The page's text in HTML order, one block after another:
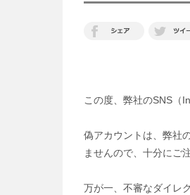
この度、弊社のSNS（
偽アカウントは、弊社
ませんので、十分にご
万が一、不審なダイレ